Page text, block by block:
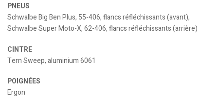
PNEUS
Schwalbe Big Ben Plus, 55-406, flancs réfléchissants (avant),
Schwalbe Super Moto-X, 62-406, flancs réfléchissants (arrière)
CINTRE
Tern Sweep, aluminium 6061
POIGNÉES
Ergon